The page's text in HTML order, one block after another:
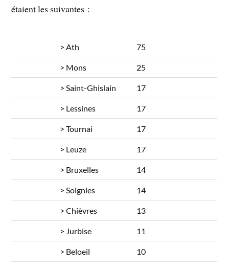
étaient les suivantes :
> Ath 75
> Mons 25
> Saint-Ghislain 17
> Lessines 17
> Tournai 17
> Leuze 17
> Bruxelles 14
> Soignies 14
> Chièvres 13
> Jurbise 11
> Beloeil 10